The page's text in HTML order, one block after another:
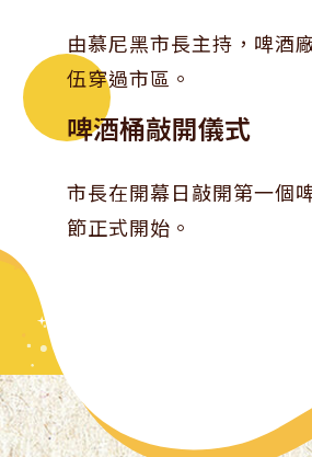
由慕尼黑市長主持，啤酒
伍穿過市區。
啤酒桶敲開儀式
市長在開幕日敲開第一個
節正式開始。